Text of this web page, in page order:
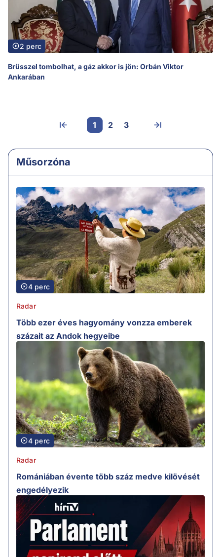
2 perc
Brüsszel tombolhat, a gáz akkor is jön: Orbán Viktor
Ankarában
1 2 3
Műsorzóna
4 perc
Radar
Több ezer éves hagyomány vonzza emberek
százait az Andok hegyeibe
4 perc
Radar
Romániában évente több száz medve kilövését
engedélyezik